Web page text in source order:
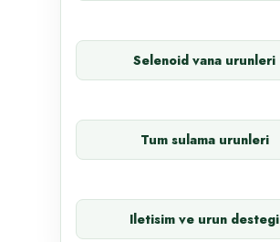
Selenoid vana urunleri
Tum sulama urunleri
Iletisim ve urun destegi